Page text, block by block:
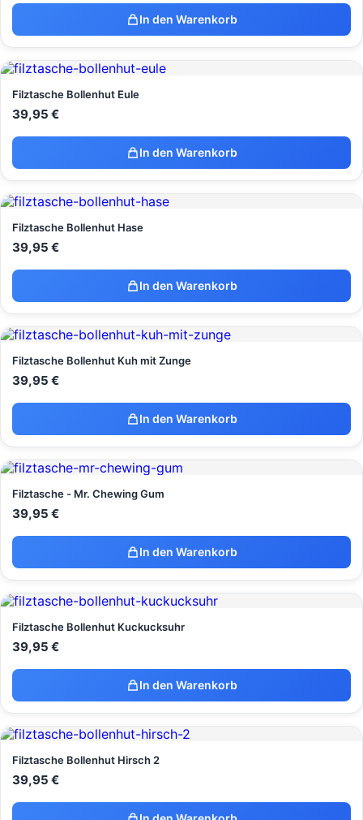
In den Warenkorb
Filztasche Bollenhut Eule
39,95 €
In den Warenkorb
Filztasche Bollenhut Hase
39,95 €
In den Warenkorb
Filztasche Bollenhut Kuh mit Zunge
39,95 €
In den Warenkorb
Filztasche - Mr. Chewing Gum
39,95 €
In den Warenkorb
Filztasche Bollenhut Kuckucksuhr
39,95 €
In den Warenkorb
Filztasche Bollenhut Hirsch 2
39,95 €